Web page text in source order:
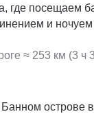
где посещаем
и
≈ 253 км (3 ч
Банном острове